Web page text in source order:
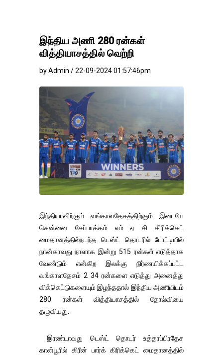
இந்திய அணி 280 ரன்கள்
வித்தியாசத்தில் வெற்றி
by Admin / 22-09-2024 01:57:46pm
இந்தியாவிற்கும் வங்காளதேசத்திற்கும் இடையே
சென்னை சேப்பாக்கம் எம் ஏ சி கிரிக்கெட்
மைதானத்தில்நடந்த டெஸ்ட் தொடரில் போட்டியில்
நான்காவது நாளாக இன்று 515 ரன்கள் எடுத்தாக
வேண்டும் என்கிற இலக்கு நிர்ணயிக்கப்பட்ட
வங்காளதேசம் 2 34 ரன்களை எடுத்து அனைத்து
விக்கெட்டுகளையும் இழந்ததால் இந்திய அணியிடம்
280 ரன்கள் வித்தியாசத்தில் தோல்வியை
தழுவியது.
இரண்டாவது டெஸ்ட் தொடர் உத்தரப்பிரதேச
கான்பூரில் கிரீன் பார்க் கிரிக்கெட் மைதானத்தில்